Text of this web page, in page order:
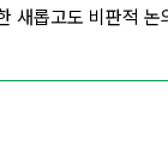
새롭고도 비판적